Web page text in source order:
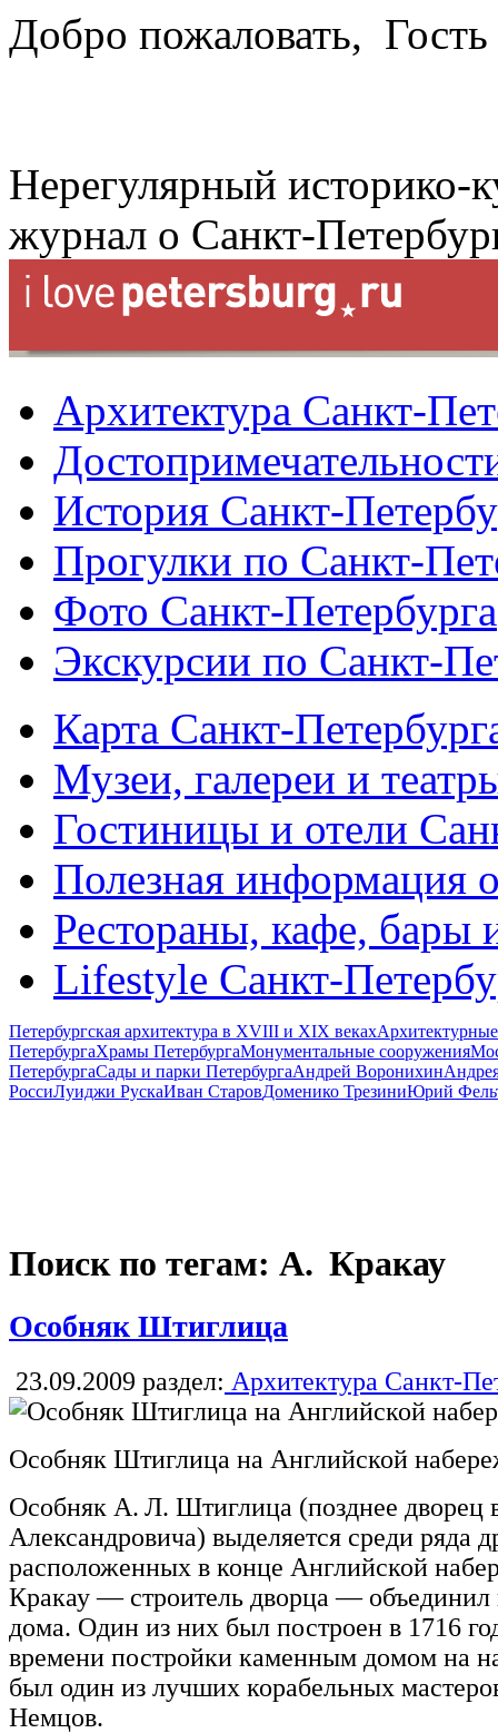
Добро пожаловать, Гость
Нерегулярный историко-
журнал о Санкт-
Архитектура Санкт-
История Санкт-
Прогулки по Санкт-
Фото Санкт-Петербурга
Экскурсии по Санкт-
Карта Санкт-
Музеи, галереи и
Гостиницы и отели
Полезная информация
Рестораны, кафе, бары
Lifestyle Санкт-
Петербургская архитектура в XVIII и XIX веках
ПетербургаХрамы ПетербургаМонументальные сооружения
ПетербургаСады и парки ПетербургаАндрей Воронихин
РоссиЛуиджи РускаИван СтаровДоменико ТрезиниЮрий
Поиск по тегам: А. Кракау
Особняк Штиглица
23.09.2009 раздел: Архитектура Санкт-
Особняк Штиглица на Английской
Особняк А. Л. Штиглица (позднее дворец
Александровича) выделяется среди ряда
расположенных в конце Английской
Кракау — строитель дворца — объединил
дома. Один из них был построен в 1716
времени постройки каменным домом на
был один из лучших корабельных
Немцов.